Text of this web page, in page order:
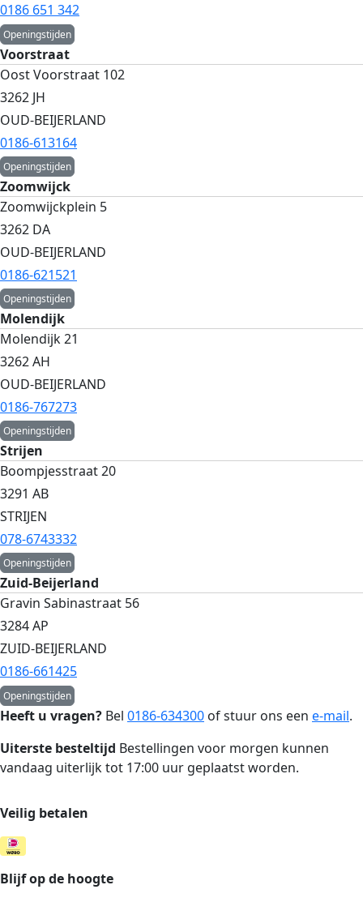
0186 651 342
Openingstijden
Voorstraat
Oost Voorstraat 102
3262 JH
OUD-BEIJERLAND
0186-613164
Openingstijden
Zoomwijck
Zoomwijckplein 5
3262 DA
OUD-BEIJERLAND
0186-621521
Openingstijden
Molendijk
Molendijk 21
3262 AH
OUD-BEIJERLAND
0186-767273
Openingstijden
Strijen
Boompjesstraat 20
3291 AB
STRIJEN
078-6743332
Openingstijden
Zuid-Beijerland
Gravin Sabinastraat 56
3284 AP
ZUID-BEIJERLAND
0186-661425
Openingstijden
Heeft u vragen? Bel 0186-634300 of stuur ons een e-mail.
Uiterste besteltijd Bestellingen voor morgen kunnen
vandaag uiterlijk tot 17:00 uur geplaatst worden.
Veilig betalen
Blijf op de hoogte